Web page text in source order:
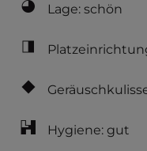
Lage: schön
Hygiene: gut